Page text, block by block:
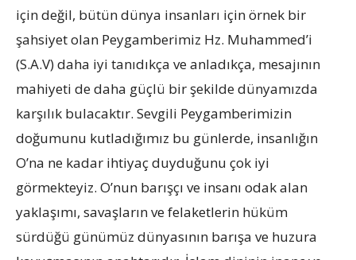
için değil, bütün dünya insanları için örnek bir
şahsiyet olan Peygamberimiz Hz. Muhammed’i
(S.A.V) daha iyi tanıdıkça ve anladıkça, mesajının
mahiyeti de daha güçlü bir şekilde dünyamızda
karşılık bulacaktır. Sevgili Peygamberimizin
doğumunu kutladığımız bu günlerde, insanlığın
O’na ne kadar ihtiyaç duyduğunu çok iyi
görmekteyiz. O’nun barışçı ve insanı odak alan
yaklaşımı, savaşların ve felaketlerin hüküm
sürdüğü günümüz dünyasının barışa ve huzura